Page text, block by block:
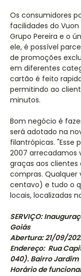
Os consumidores
facilidades do
Grupo Pereira e o
ele, é possível
de promoções
em diferentes
cartão é feito
permitindo ao
minutos.
Bom negócio é
será adotado na
filantrópicas. "Esse
2007 arrecadamos
graças aos
compras. Qualquer
centavo) e tudo o
locais, localizadas
SERVIÇO:
Goiás
Abertura: 21/09/
Endereço: Rua
040). Bairro Jardim
Horário de